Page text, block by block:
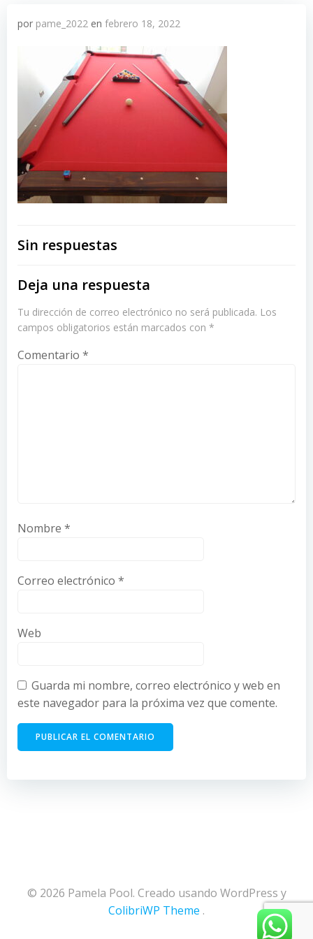
por pame_2022 en febrero 18, 2022
Sin respuestas
Deja una respuesta
Tu dirección de correo electrónico no será publicada. Los
campos obligatorios están marcados con *
Comentario *
Nombre *
Correo electrónico *
Web
Guarda mi nombre, correo electrónico y web en
este navegador para la próxima vez que comente.
© 2026 Pamela Pool. Creado usando WordPress y
ColibriWP Theme .